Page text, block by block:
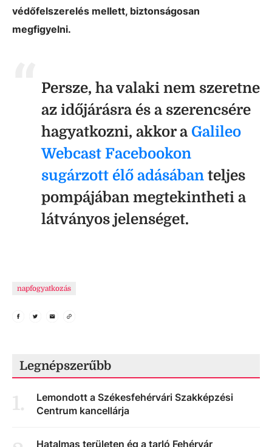
védőfelszerelés mellett, biztonságosan
megfigyelni.
Persze, ha valaki nem szeretne
az időjárásra és a szerencsére
hagyatkozni, akkor a Galileo
Webcast Facebookon
sugárzott élő adásában teljes
pompájában megtekintheti a
látványos jelenséget.
napfogyatkozás
Legnépszerűbb
1.
Lemondott a Székesfehérvári Szakképzési
Centrum kancellárja
Hatalmas területen ég a tarló Fehérvár